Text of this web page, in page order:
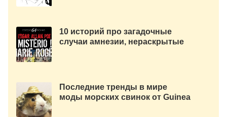
10 историй про загадочные
случаи амнезии, нераскрытые
Последние тренды в мире
моды морских свинок от Guinea